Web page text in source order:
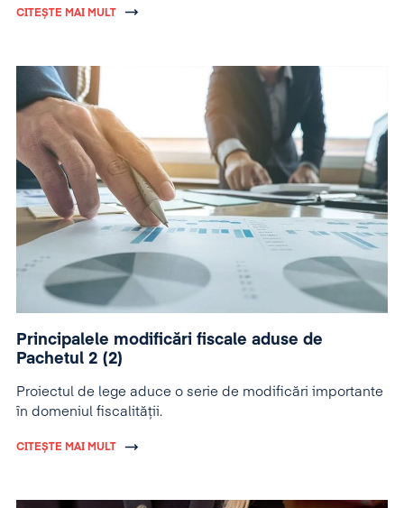
CITEȘTE MAI MULT
Principalele modificări fiscale aduse de
Pachetul 2 (2)
Proiectul de lege aduce o serie de modificări importante
în domeniul fiscalității.
CITEȘTE MAI MULT